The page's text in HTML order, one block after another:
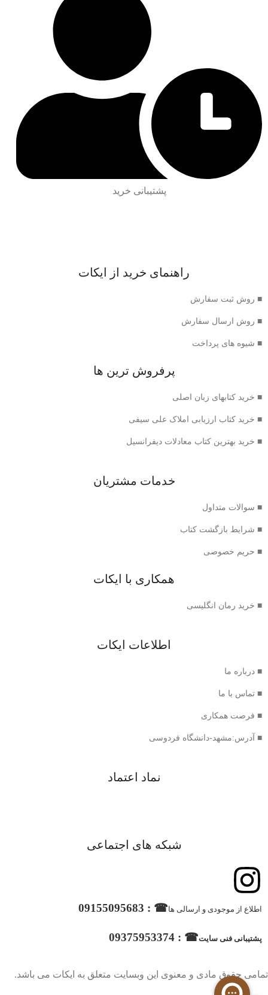
پشتیبانی خرید
راهنمای خرید از ایکات
■ روش ثبت سفارش
■ روش ارسال سفارش
■ شیوه های پرداخت
پرفروش ترین ها
■ خرید کتابهای زبان اصلی
■ خرید کتاب ارزیابی املاک علی سیفی
■ خرید بهترین کتاب معادلات دیفرانسیل
خدمات مشتریان
■ سوالات متداول
■ شرایط بازگشت کتاب
■ حریم خصوصی
همکاری با ایکات
■ خرید رمان انگلیسی
اطلاعات ایکات
■ درباره ما
■ تماس با ما
■ فرصت همکاری
■ آدرس:مشهد-دانشگاه فردوسی
نماد اعتماد
شبکه های اجتماعی
اطلاع از موجودی و ارسالی ها☎ : 09155095683
پشتیبانی فنی سایت☎ : 09375953374
تمامی حقوق مادی و معنوی این وبسایت متعلق به ایکات می باشد.